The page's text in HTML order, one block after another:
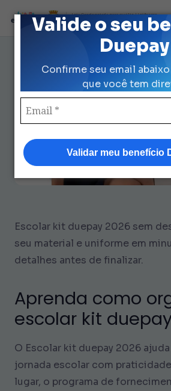
Valide o seu
Duepay
Confirme seu email
que você tem
Validar meu benefício
Loja Credenciada para auxilio Uniforme
e Kit Escolar da Prefeitura de São Paulo
Escolar Kit Duepay
Montar em 7
Escolar kit duepay 2026 sem
seu material e uniforme em
detalhes antes de finalizar.
Aprenda como
escolar kit
O Escolar kit duepay 2026
jornada escolar com
lugar, o programa de